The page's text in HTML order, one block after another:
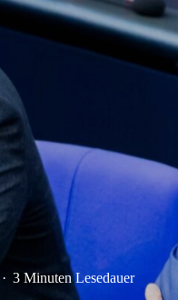
· 3 Minuten Lesedauer